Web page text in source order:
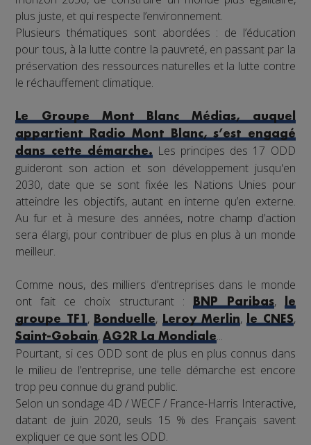
plus juste, et qui respecte l’environnement.
Plusieurs thématiques sont abordées : de l’éducation
pour tous, à la lutte contre la pauvreté, en passant par la
préservation des ressources naturelles et la lutte contre
le réchauffement climatique.
Le Groupe Mont Blanc Médias, auquel
appartient Radio Mont Blanc, s’est engagé
dans cette démarche.Les principes des 17 ODD
guideront son action et son développement jusqu'en
2030, date que se sont fixée les Nations Unies pour
atteindre les objectifs, autant en interne qu’en externe.
Au fur et à mesure des années, notre champ d’action
sera élargi, pour contribuer de plus en plus à un monde
meilleur.
Comme nous, des milliers d’entreprises dans le monde
ont fait ce choix structurant :
BNP Paribas,
le
groupe TF1 , Bonduelle, Leroy Merlin, le CNES,
Saint-Gobain,AG2R La Mondiale...
Pourtant, si ces ODD sont de plus en plus connus dans
le milieu de l’entreprise, une telle démarche est encore
trop peu connue du grand public.
Selon un sondage 4D / WECF / France-Harris Interactive,
datant de juin 2020, seuls 15 % des Français savent
expliquer ce que sont les ODD.